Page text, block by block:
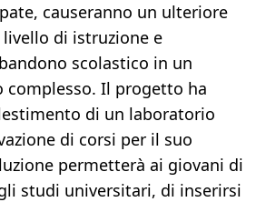
causeranno un ulteriore
di istruzione e
scolastico in un
Il progetto ha
di un laboratorio
di corsi per il suo
permetterà ai giovani di
studi universitari, di inserirsi